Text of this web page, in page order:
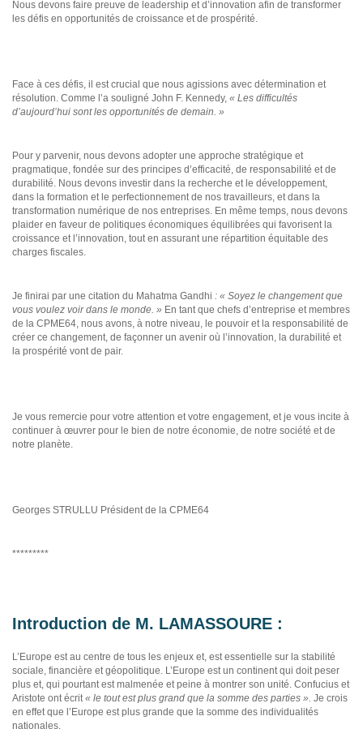
Nous devons faire preuve de leadership et d’innovation afin de transformer
les défis en opportunités de croissance et de prospérité.
Face à ces défis, il est crucial que nous agissions avec détermination et
résolution. Comme l’a souligné John F. Kennedy, « Les difficultés
d’aujourd’hui sont les opportunités de demain. »
Pour y parvenir, nous devons adopter une approche stratégique et
pragmatique, fondée sur des principes d’efficacité, de responsabilité et de
durabilité. Nous devons investir dans la recherche et le développement,
dans la formation et le perfectionnement de nos travailleurs, et dans la
transformation numérique de nos entreprises. En même temps, nous devons
plaider en faveur de politiques économiques équilibrées qui favorisent la
croissance et l’innovation, tout en assurant une répartition équitable des
charges fiscales.
Je finirai par une citation du Mahatma Gandhi : « Soyez le changement que
vous voulez voir dans le monde. » En tant que chefs d’entreprise et membres
de la CPME64, nous avons, à notre niveau, le pouvoir et la responsabilité de
créer ce changement, de façonner un avenir où l’innovation, la durabilité et
la prospérité vont de pair.
Je vous remercie pour votre attention et votre engagement, et je vous incite à
continuer à œuvrer pour le bien de notre économie, de notre société et de
notre planète.
Georges STRULLU Président de la CPME64
*********
Introduction de M. LAMASSOURE :
L’Europe est au centre de tous les enjeux et, est essentielle sur la stabilité
sociale, financière et géopolitique. L’Europe est un continent qui doit peser
plus et, qui pourtant est malmenée et peine à montrer son unité. Confucius et
Aristote ont écrit« le tout est plus grand que la somme des parties ». Je crois
en effet que l’Europe est plus grande que la somme des individualités
nationales.